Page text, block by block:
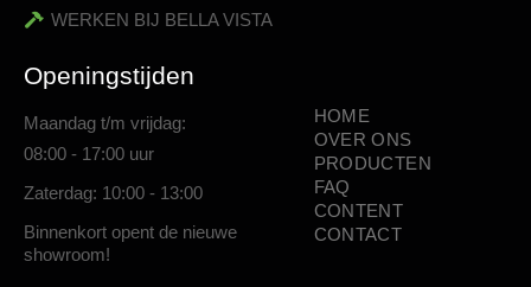
WERKEN BIJ BELLA VISTA
Openingstijden
Maandag t/m vrijdag:
08:00 - 17:00 uur
Zaterdag: 10:00 - 13:00
Binnenkort opent de nieuwe
showroom!
HOME
OVER ONS
PRODUCTEN
FAQ
CONTENT
CONTACT